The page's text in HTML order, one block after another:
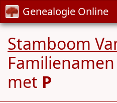
Genealogie Online
Stamboom
met P